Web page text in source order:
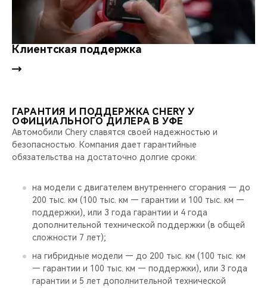
Клиентская поддержка
ГАРАНТИЯ И ПОДДЕРЖКА CHERY У
ОФИЦИАЛЬНОГО ДИЛЕРА В УФЕ
Автомобили Chery славятся своей надежностью и
безопасностью. Компания дает гарантийные
обязательства на достаточно долгие сроки:
на модели с двигателем внутреннего сгорания — до
200 тыс. км (100 тыс. км — гарантии и 100 тыс. км —
поддержки), или 3 года гарантии и 4 года
дополнительной технической поддержки (в общей
сложности 7 лет);
на гибридные модели — до 200 тыс. км (100 тыс. км
— гарантии и 100 тыс. км — поддержки), или 3 года
гарантии и 5 лет дополнительной технической